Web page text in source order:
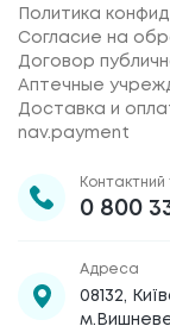
Политика
Согласие на
Договор
Аптечные
Доставка и
nav.payment
0 800
Адреса
08132,